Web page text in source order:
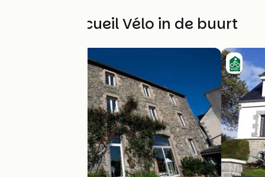
Andere Accueil Vélo in de buurt